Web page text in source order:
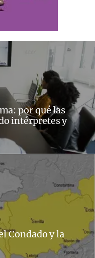
por qué las
intérpretes y
Condado y la